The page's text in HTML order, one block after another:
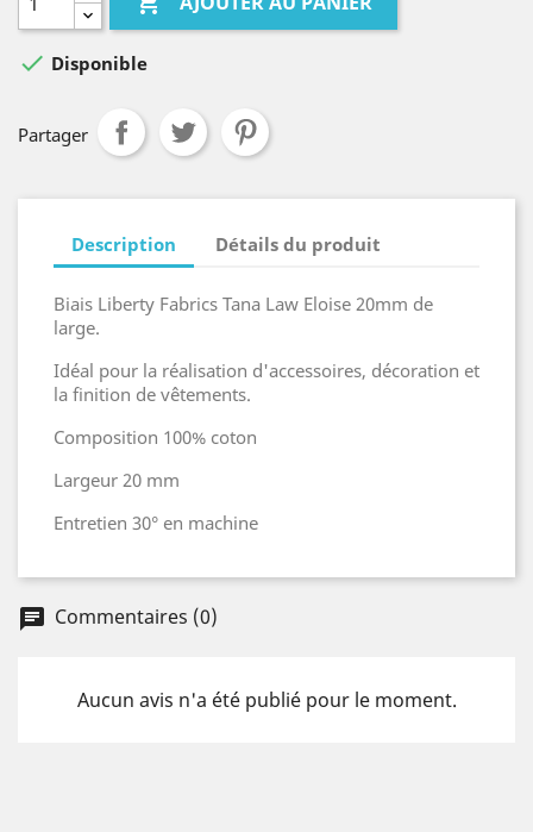
 Disponible
Partager
Description Détails du produit
Biais Liberty Fabrics Tana Law Eloise 20mm de
large.
Idéal pour la réalisation d'accessoires, décoration et
la finition de vêtements.
Composition 100% coton
Largeur 20 mm
Entretien 30° en machine
Commentaires (0)
Aucun avis n'a été publié pour le moment.